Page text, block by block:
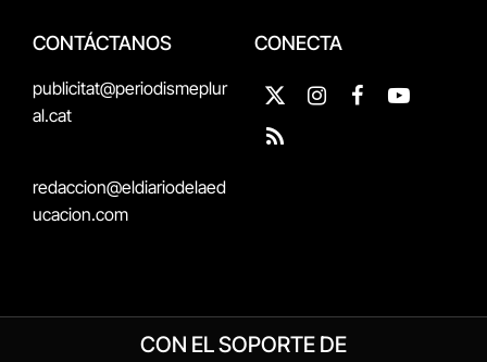
CONTÁCTANOS
publicitat@periodismeplur
al.cat
redaccion@eldiariodelaed
ucacion.com
CONECTA
X
(Twitter)
InstagramFacebookYouTube
RSS
CON EL SOPORTE DE